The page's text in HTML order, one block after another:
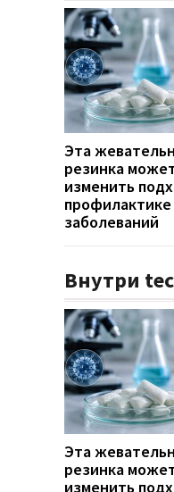
Эта
резинка
изменить
заболеваний
Внутри
Эта
резинка
изменить